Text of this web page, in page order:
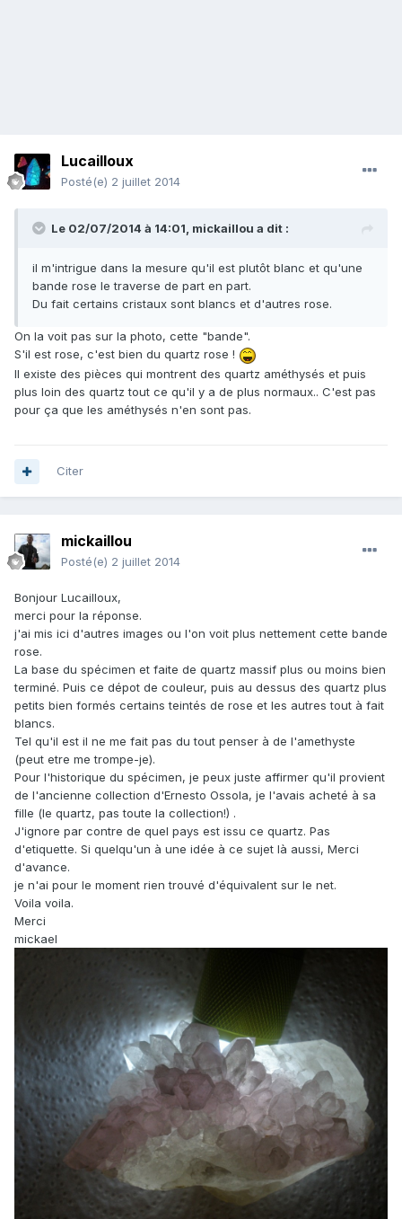
Lucailloux
Posté(e) 2 juillet 2014
Le 02/07/2014 à 14:01, mickaillou a dit :
il m'intrigue dans la mesure qu'il est plutôt blanc et qu'une
bande rose le traverse de part en part.
Du fait certains cristaux sont blancs et d'autres rose.
On la voit pas sur la photo, cette "bande".
S'il est rose, c'est bien du quartz rose !
Il existe des pièces qui montrent des quartz améthysés et puis
plus loin des quartz tout ce qu'il y a de plus normaux.. C'est pas
pour ça que les améthysés n'en sont pas.
Citer
mickaillou
Posté(e) 2 juillet 2014
Bonjour Lucailloux,
merci pour la réponse.
j'ai mis ici d'autres images ou l'on voit plus nettement cette bande
rose.
La base du spécimen et faite de quartz massif plus ou moins bien
terminé. Puis ce dépot de couleur, puis au dessus des quartz plus
petits bien formés certains teintés de rose et les autres tout à fait
blancs.
Tel qu'il est il ne me fait pas du tout penser à de l'amethyste
(peut etre me trompe-je).
Pour l'historique du spécimen, je peux juste affirmer qu'il provient
de l'ancienne collection d'Ernesto Ossola, je l'avais acheté à sa
fille (le quartz, pas toute la collection!) .
J'ignore par contre de quel pays est issu ce quartz. Pas
d'etiquette. Si quelqu'un à une idée à ce sujet là aussi, Merci
d'avance.
je n'ai pour le moment rien trouvé d'équivalent sur le net.
Voila voila.
Merci
mickael